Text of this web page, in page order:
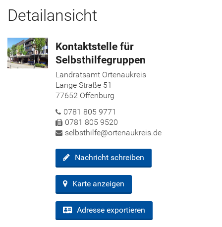
Detailansicht
Kontaktstelle für
Selbsthilfegruppen
Landratsamt Ortenaukreis
Lange Straße 51
77652 Offenburg
0781 805 9771
0781 805 9520
selbsthilfe​@ortenaukreis.​de
Nachricht schreiben
Karte anzeigen
Adresse exportieren